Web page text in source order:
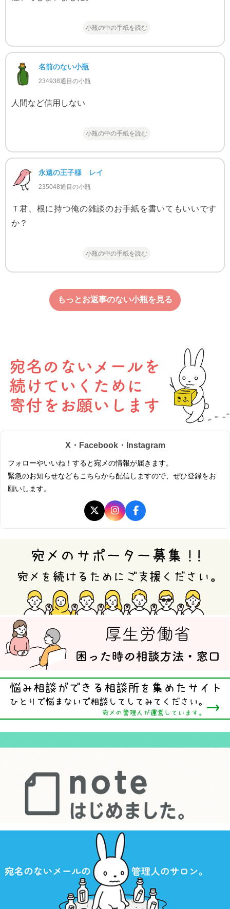
小瓶の中の手紙を読む
名前のない小瓶
234938通目の小瓶
人間など信用しない
小瓶の中の手紙を読む
永遠の王子様 レイ
235048通目の小瓶
Ｔ君、根に持つ俺の雑談のお手紙を書いてもいいです
か？
小瓶の中の手紙を読む
もっとお返事のない小瓶を見る
X・Facebook・Instagram
フォローやいいね！すると宛メの情報が届きます。
緊急のお知らせなどもこちらから配信しますので、ぜひ登録をお
願いします。